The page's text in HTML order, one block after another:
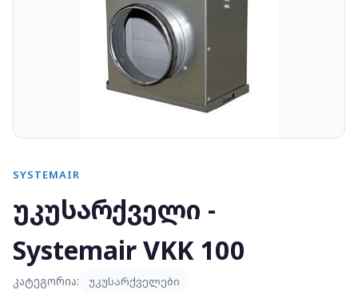
SYSTEMAIR
უკუსარქველი -
Systemair VKK 100
კატეგორია: უკუსარქველები